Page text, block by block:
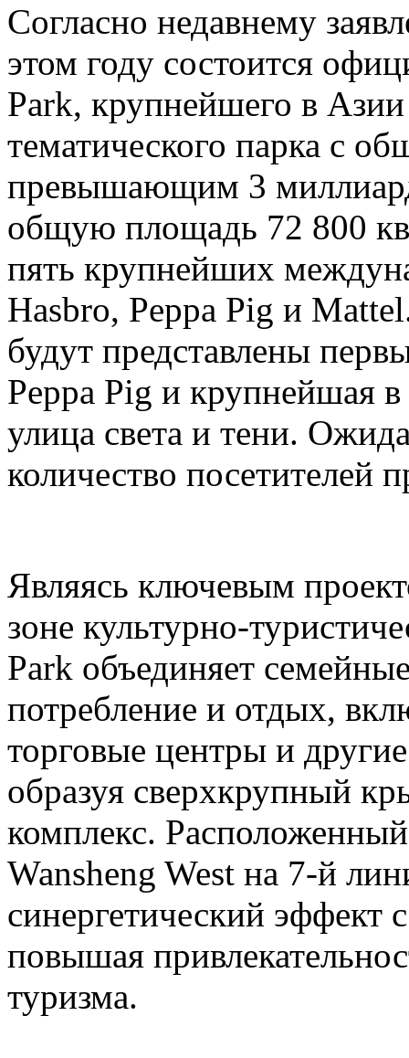
Согласно недавнему
этом году состоится
Park, крупнейшего в Азии
тематического парка с
превышающим 3
общую площадь 72 800
пять крупнейших
Hasbro, Peppa Pig и
будут представлены
Peppa Pig и крупнейшая
улица света и тени.
количество посетителей
Являясь ключевым
зоне культурно-
Park объединяет
потребление и отдых,
торговые центры и
образуя сверхкрупный
комплекс.
Wansheng West на 7-й
синергетический эффект
повышая
туризма.